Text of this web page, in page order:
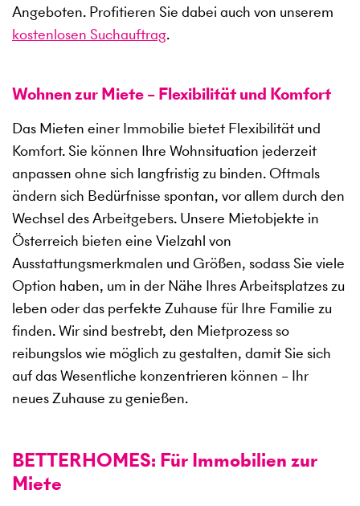
Angeboten. Profitieren Sie dabei auch von unserem
kostenlosen Suchauftrag.
Wohnen zur Miete – Flexibilität und Komfort
Das Mieten einer Immobilie bietet Flexibilität und
Komfort. Sie können Ihre Wohnsituation jederzeit
anpassen ohne sich langfristig zu binden. Oftmals
ändern sich Bedürfnisse spontan, vor allem durch den
Wechsel des Arbeitgebers. Unsere Mietobjekte in
Österreich bieten eine Vielzahl von
Ausstattungsmerkmalen und Größen, sodass Sie viele
Option haben, um in der Nähe Ihres Arbeitsplatzes zu
leben oder das perfekte Zuhause für Ihre Familie zu
finden. Wir sind bestrebt, den Mietprozess so
reibungslos wie möglich zu gestalten, damit Sie sich
auf das Wesentliche konzentrieren können – Ihr
neues Zuhause zu genießen.
BETTERHOMES: Für Immobilien zur
Miete